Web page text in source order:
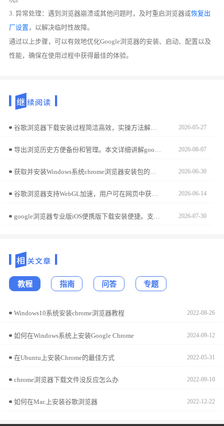
3. 异常处理：遇到浏览器崩溃或其他问题时，及时重启浏览器或恢复出
厂设置 ，以解决临时性故障。
通过以上步骤，可以有效地优化Google浏览器的安装、启动、配置以及
性能，确保在使用过程中获得最佳的体验。
谷歌浏览器下载安装过程简洁高效，实操方法解析让用户轻松完成配置，结合应用技巧确保日常使用更加流畅便捷。 2026-05-27
导出浏览历史方便备份和管理。本文详细讲解google浏览器导出浏览历史的方法及步骤，帮助用户轻松保存重要浏览数据，便于随时查看。 2026-08-07
获取并安装Windows系统chrome浏览器安装包的步骤清晰易懂，通过简化操作流程，用户能够快速完成部署并投入使用。 2026-06-30
谷歌浏览器支持WebGL加速，用户可在网页中获得更流畅的图形渲染。操作方法详解能帮助提升多媒体与三维效果性能。 2026-06-14
2026-07-30
教程 指南 问答 专题
Windows10系统安装chrome浏览器教程 2022-08-26
如何在Windows系统上安装Google Chrome 2024-09-12
在Ubuntu上安装Chrome的最佳方式 2022-05-31
chrome浏览器下载文件没反应怎么办 2022-09-10
如何在Mac上安装谷歌浏览器 2022-12-22